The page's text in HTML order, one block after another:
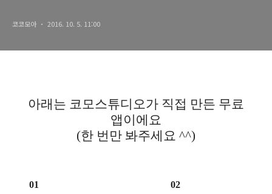
코코모아 2016. 10. 5. 11:00
아래는 코모스튜디오가 직접 만든 무료
앱이에요
(한 번만 봐주세요 ^^)
01 02